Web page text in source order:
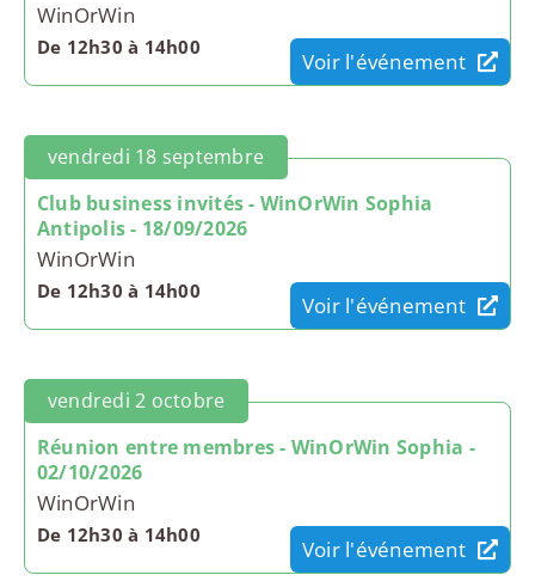
WinOrWin
De 12h30 à 14h00
Voir l'événement
vendredi 18 septembre
Club business invités - WinOrWin Sophia
Antipolis - 18/09/2026
WinOrWin
De 12h30 à 14h00
Voir l'événement
vendredi 2 octobre
Réunion entre membres - WinOrWin Sophia -
02/10/2026
WinOrWin
De 12h30 à 14h00
Voir l'événement